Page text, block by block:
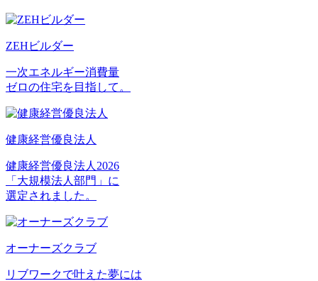
ZEHビルダー
一次エネルギー消費量
ゼロの住宅を目指して。
健康経営優良法人
健康経営優良法人2026
「大規模法人部門」に
選定されました。
オーナーズクラブ
リブワークで叶えた夢には